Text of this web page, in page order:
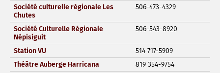
Société culturelle régionale Les
Chutes
506-473-4329
Société Culturelle Régionale
Népisiguit
506-543-8920
Station VU
514 717-5909
Théâtre Auberge Harricana
819 354-9754